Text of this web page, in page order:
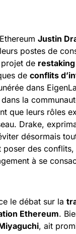
Justin
postes de
de restaking
de conflits
dans
la
que leurs rôles
Drake,
désormais
poser des conflits,
à se
le débat sur la
Ethereum.
, ait